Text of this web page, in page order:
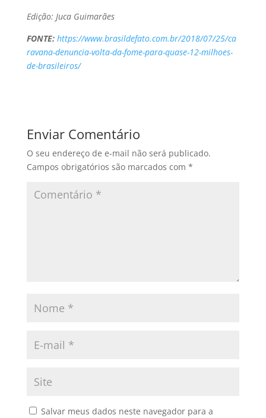
Edição: Juca Guimarães
FONTE: https://www.brasildefato.com.br/2018/07/25/ca
ravana-denuncia-volta-da-fome-para-quase-12-milhoes-
de-brasileiros/
Enviar Comentário
O seu endereço de e-mail não será publicado.
Campos obrigatórios são marcados com *
Salvar meus dados neste navegador para a